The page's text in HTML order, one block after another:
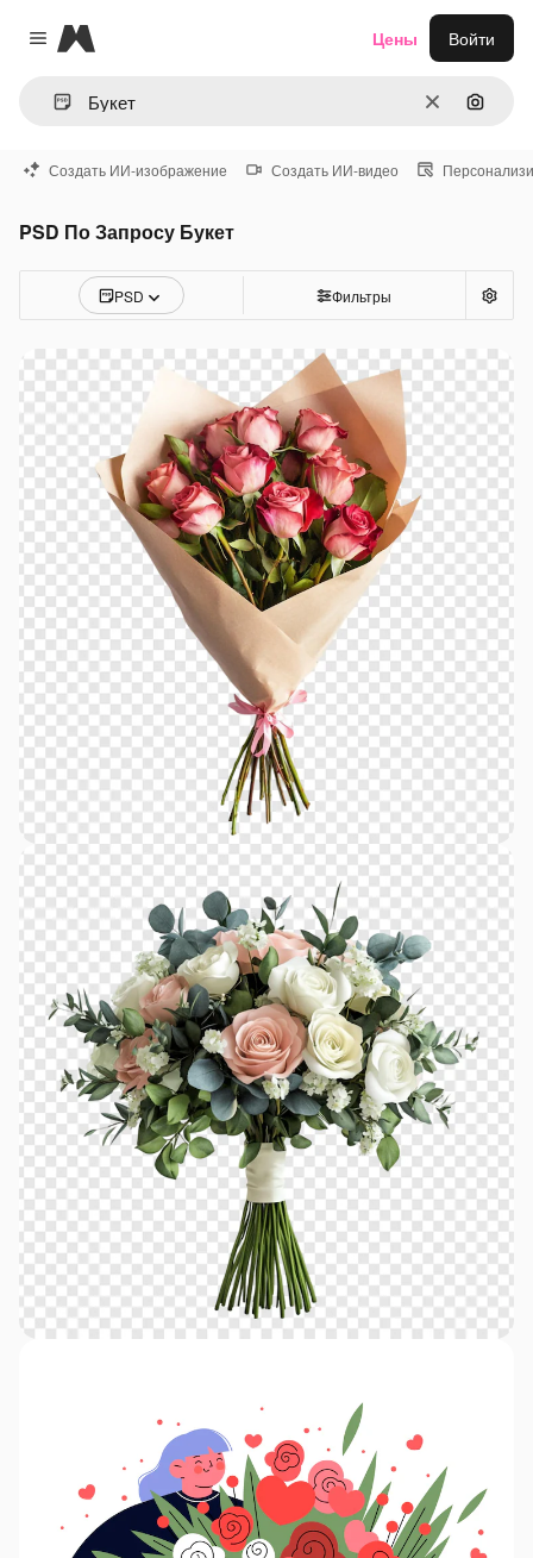
Close menu
Magnific
ОчиститьПоиск
Цены Войти
Создать ИИ-изображение Создать ИИ-видео
PSD По Запросу Букет
PSD Фильтры